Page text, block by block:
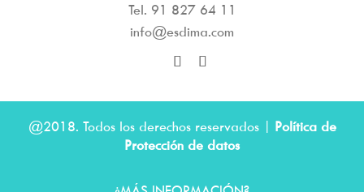
Tel. 91 827 64 11
info@esdima.com
@2018. Todos los derechos reservados | Política de
Protección de datos